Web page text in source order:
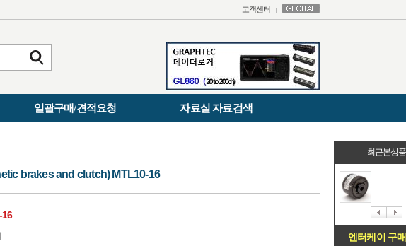
고객센터
일괄구매/견적요청 자료실 자료검색
brakes and clutch) MTL10-16
16
최근본상품
엔터케이 구